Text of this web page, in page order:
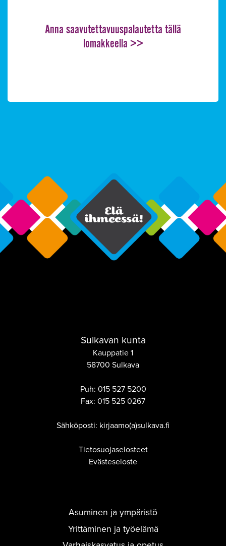
Anna saavutettavuuspalautetta tällä
lomakkeella >>
Sulkavan kunta
Kauppatie 1
58700 Sulkava
Puh: 015 527 5200
Fax: 015 525 0267
Sähköposti: kirjaamo(a)sulkava.fi
Tietosuojaselosteet
Evästeseloste
Asuminen ja ympäristö
Yrittäminen ja työelämä